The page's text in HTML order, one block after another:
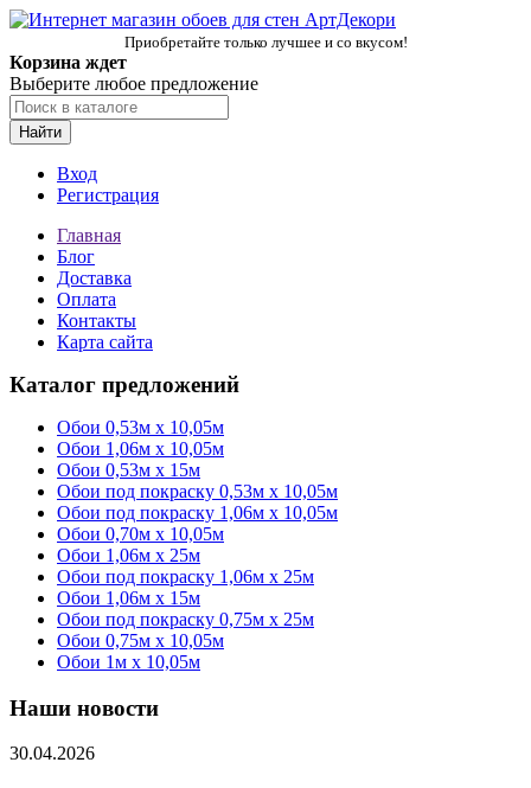
Приобретайте только лучшее и со вкусом!
Корзина ждет
Выберите любое предложение
Найти
Вход
Регистрация
Главная
Блог
Доставка
Оплата
Контакты
Карта сайта
Каталог предложений
Обои 0,53м x 10,05м
Обои 1,06м х 10,05м
Обои 0,53м x 15м
Обои под покраску 0,53м x 10,05м
Обои под покраску 1,06м х 10,05м
Обои 0,70м x 10,05м
Обои 1,06м x 25м
Обои под покраску 1,06м x 25м
Обои 1,06м x 15м
Обои под покраску 0,75м x 25м
Обои 0,75м x 10,05м
Обои 1м х 10,05м
Наши новости
30.04.2026